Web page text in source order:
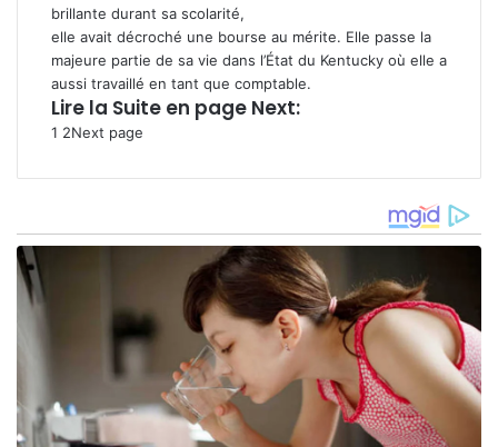
brillante durant sa scolarité,
elle avait décroché une bourse au mérite. Elle passe la
majeure partie de sa vie dans l’État du Kentucky où elle a
aussi travaillé en tant que comptable.
Lire la Suite en page Next:
1 2Next page